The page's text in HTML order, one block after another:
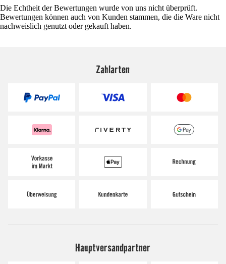
Die Echtheit der Bewertungen wurde von uns nicht überprüft.
Bewertungen können auch von Kunden stammen, die die Ware nicht
nachweislich genutzt oder gekauft haben.
Zahlarten
Hauptversandpartner